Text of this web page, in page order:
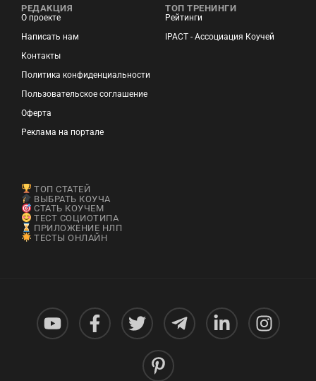
РЕДАКЦИЯ
О проекте
Написать нам
Контакты
Политика конфиденциальности
Пользовательское соглашение
Оферта
Реклама на портале
ТОП ТРЕНИНГИ
Рейтинги
IPACT - Ассоциация Коучей
ТОП СТАТЕЙ
ВЫБРАТЬ КОУЧА
СТАТЬ КОУЧЕМ
ТЕСТ СОЦИОТИПА
ПРИЛОЖЕНИЕ НЛП
ТЕСТЫ ОНЛАЙН